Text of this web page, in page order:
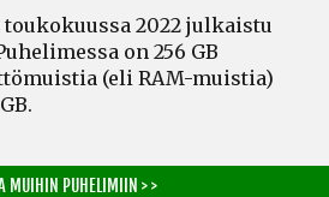
toukokuussa 2022 julkaistu
on 256 GB
(eli RAM-muistia)
MUIHIN PUHELIMIIN > >